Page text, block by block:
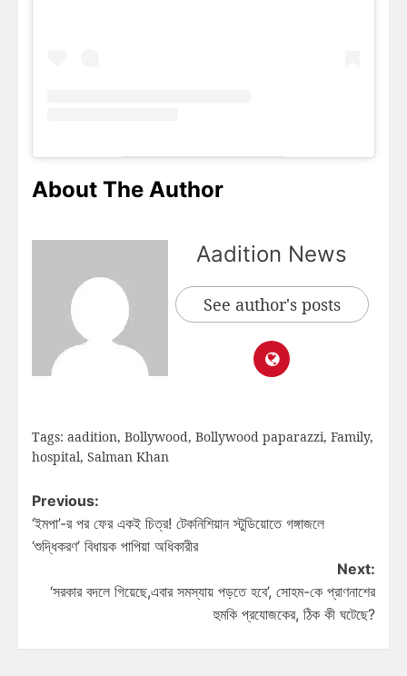
About The Author
Aadition News
See author's posts
Tags: aadition, Bollywood, Bollywood paparazzi, Family,
hospital, Salman Khan
Previous:
‘ইমপা’-র পর ফের একই চিত্র! টেকনিশিয়ান স্টুডিয়োতে গঙ্গাজলে
‘শুদ্ধিকরণ’ বিধায়ক পাপিয়া অধিকারীর
Next:
‘সরকার বদলে গিয়েছে,এবার সমস্যায় পড়তে হবে’, সোহম-কে প্রাণনাশের
হুমকি প্রযোজকের, ঠিক কী ঘটেছে?